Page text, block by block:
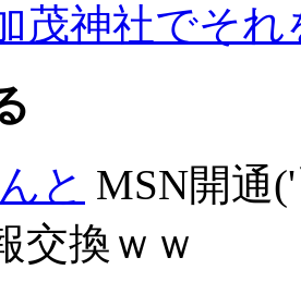
茂神社でそ
と MSN開通
交換ｗｗ